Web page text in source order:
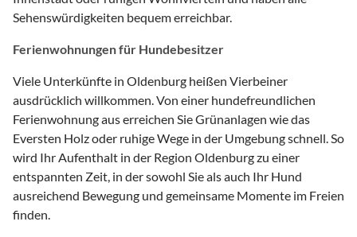
Sehenswürdigkeiten bequem erreichbar.
Ferienwohnungen für Hundebesitzer
Viele Unterkünfte in Oldenburg heißen Vierbeiner
ausdrücklich willkommen. Von einer hundefreundlichen
Ferienwohnung aus erreichen Sie Grünanlagen wie das
Eversten Holz oder ruhige Wege in der Umgebung schnell. So
wird Ihr Aufenthalt in der Region Oldenburg zu einer
entspannten Zeit, in der sowohl Sie als auch Ihr Hund
ausreichend Bewegung und gemeinsame Momente im Freien
finden.